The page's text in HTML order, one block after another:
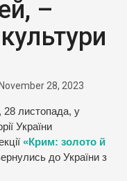
–
November 28, 2023
, 28 листопада, у
України
«Крим: золото й
до України з